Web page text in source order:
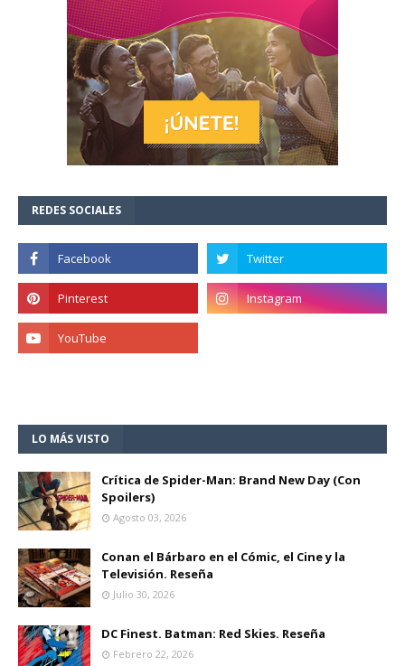
REDES SOCIALES
LO MÁS VISTO
Crítica de Spider-Man: Brand New Day (Con
Spoilers)
Agosto 03, 2026
Conan el Bárbaro en el Cómic, el Cine y la
Televisión. Reseña
Julio 30, 2026
DC Finest. Batman: Red Skies. Reseña
Febrero 22, 2026